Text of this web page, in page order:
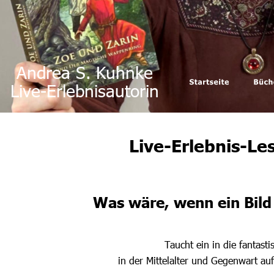
Andrea S. Kuhnke
Live-Erlebnisautorin
Was wäre, wenn ein
Live-Erlebnis-
Taucht ein in die
in der Mittelalter und Gegenwart